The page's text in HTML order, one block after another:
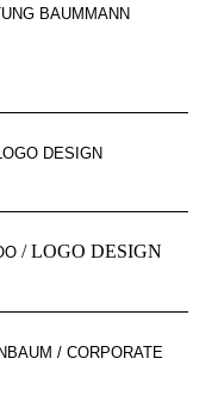
BAUMMANN
DESIGN
/ LOGO DESIGN
/ CORPORATE